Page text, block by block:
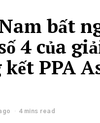
bất
4 của
PPA
4 mins read